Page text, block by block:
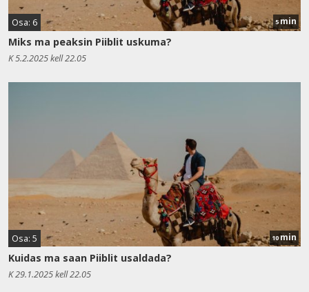
Osa: 6 5min
Miks ma peaksin Piiblit uskuma?
K 5.2.2025 kell 22.05
Osa: 5 10min
Kuidas ma saan Piiblit usaldada?
K 29.1.2025 kell 22.05